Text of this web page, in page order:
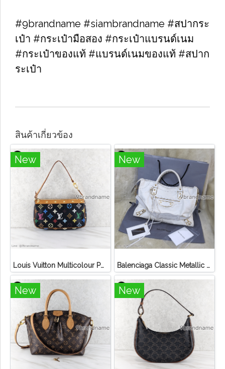
#9brandname #siambrandname #สปากระ
เป๋า #กระเป๋ามือสอง #กระเป๋าแบรนด์เนม
#กระเป๋าของแท้ #แบรนด์เนมของแท้ #สปาก
ระเป๋า
สินค้าเกี่ยวข้อง
New
Louis Vuitton Multicolour Pochette Canvas
New
Balenciaga Classic Metallic Edge City Bag
New New